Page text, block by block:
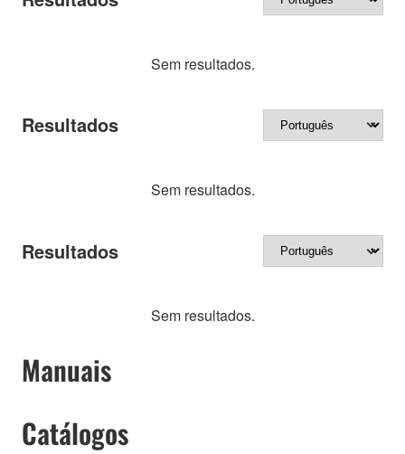
Sem resultados.
Resultados
Sem resultados.
Resultados
Sem resultados.
Manuais
Catálogos